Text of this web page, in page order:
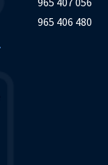
965 406 480